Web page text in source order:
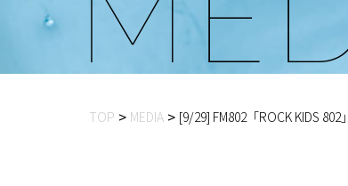
TOP MEDIA [9/29] FM802「ROCK KIDS 802